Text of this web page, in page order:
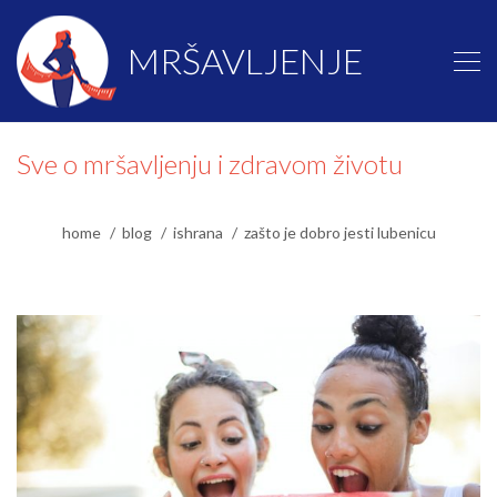
MRŠAVLJENJE
Sve o mršavljenju i zdravom životu
home blog ishrana zašto je dobro jesti lubenicu